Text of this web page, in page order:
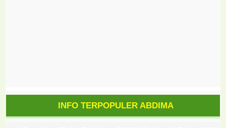
INFO TERPOPULER ABDIMA